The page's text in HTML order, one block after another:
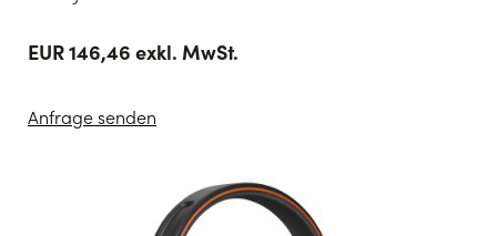
EUR 146,46 exkl. MwSt.
Anfrage senden